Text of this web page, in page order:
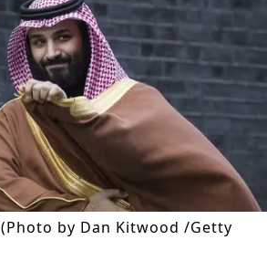
(Photo by Dan Kitwood /Getty